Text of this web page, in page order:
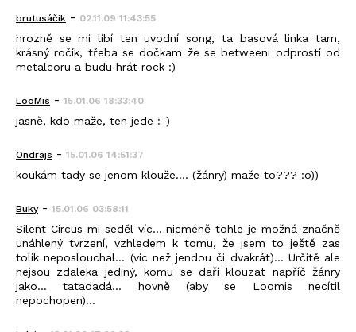
brutusáčik - 02.11.09 11:43:55
hrozně se mi líbí ten uvodní song, ta basová linka tam,
krásný ročík, třeba se dočkam že se betweeni odprostí od
metalcoru a budu hrát rock :)
LooMis - 15.01.06 18:33:40
jasně, kdo maže, ten jede :-)
Ondrajs - 15.01.06 14:51:37
koukám tady se jenom klouže.... (žánry) maže to??? :o))
Buky - 15.01.06 03:58:11
Silent Circus mi seděl víc... nicméně tohle je možná značně
unáhlený tvrzení, vzhledem k tomu, že jsem to ještě zas
tolik neposlouchal... (víc než jendou či dvakrát)... Určitě ale
nejsou zdaleka jediný, komu se daří klouzat napříč žánry
jako... tatadadá... hovně (aby se Loomis necítil
nepochopen)...